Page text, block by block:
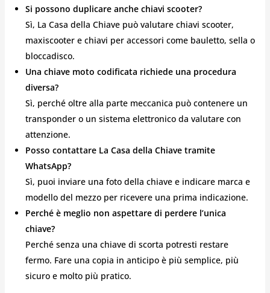
Si possono duplicare anche chiavi scooter?
Sì, La Casa della Chiave può valutare chiavi scooter,
maxiscooter e chiavi per accessori come bauletto, sella o
bloccadisco.
Una chiave moto codificata richiede una procedura
diversa?
Sì, perché oltre alla parte meccanica può contenere un
transponder o un sistema elettronico da valutare con
attenzione.
Posso contattare La Casa della Chiave tramite
WhatsApp?
Sì, puoi inviare una foto della chiave e indicare marca e
modello del mezzo per ricevere una prima indicazione.
Perché è meglio non aspettare di perdere l’unica
chiave?
Perché senza una chiave di scorta potresti restare
fermo. Fare una copia in anticipo è più semplice, più
sicuro e molto più pratico.